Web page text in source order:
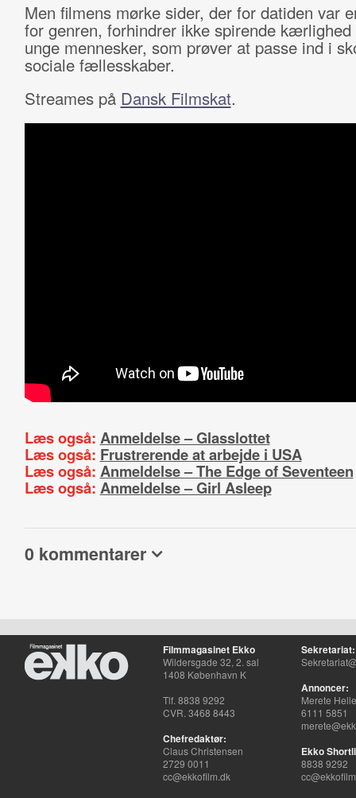
Men filmens mørke sider, der for datiden var
for genren, forhindrer ikke spirende kærlighed
unge mennesker, som prøver at passe ind i
sociale fællesskaber.
Streames på Dansk Filmskat.
Læs også: Anmeldelse – Glasslottet
Læs også: Frustrerende at arbejde i USA
Læs også: Anmeldelse – The Edge of Seventeen
Læs også: Anmeldelse – Girl Asleep
0 kommentarer
Filmmagasinet Ekko
Wildersgade 32, 2. sal
1408 København K
Tlf. 8838 9292
CVR. 3468 8443
Chefredaktør:
Claus Christensen
2729 0011
cc@ekkofilm.dk
Sekretariat:
Annoncer:
Merete
6111 5851
Ekko
8838 9292